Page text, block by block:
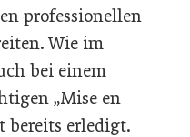
professionellen
Wie im
bei einem
„Mise en
bereits erledigt.